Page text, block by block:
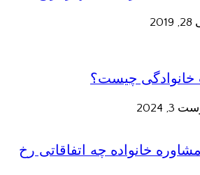
خانوادگی چیست؟
3, 2024
خانواده چه اتفاقاتی رخ